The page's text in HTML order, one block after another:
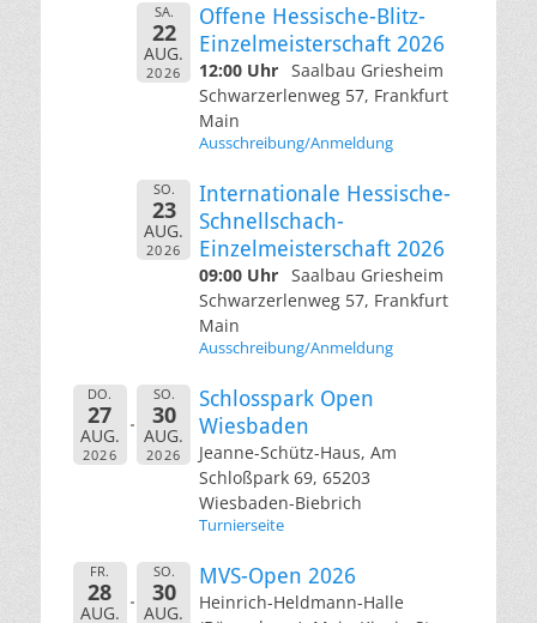
SA.
22
AUG.
2026
Offene Hessische-Blitz-
Einzelmeisterschaft 2026
12:00 Uhr Saalbau Griesheim
Schwarzerlenweg 57, Frankfurt
Main
Ausschreibung/Anmeldung
SO.
23
AUG.
2026
Internationale Hessische-
Schnellschach-
Einzelmeisterschaft 2026
09:00 Uhr Saalbau Griesheim
Schwarzerlenweg 57, Frankfurt
Main
Ausschreibung/Anmeldung
DO.
27
AUG.
2026
SO.
30
AUG.
2026
Schlosspark Open
Wiesbaden
Jeanne-Schütz-Haus, Am
Schloßpark 69, 65203
Wiesbaden-Biebrich
Turnierseite
FR.
28
AUG.
SO.
30
AUG.
MVS-Open 2026
Heinrich-Heldmann-Halle